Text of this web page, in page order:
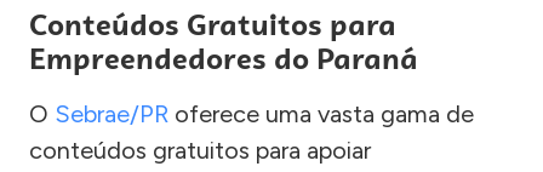
Conteúdos Gratuitos para
Empreendedores do Paraná
O Sebrae/PR oferece uma vasta gama de
conteúdos gratuitos para apoiar